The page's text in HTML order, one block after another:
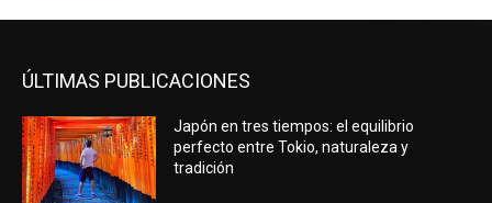
ÚLTIMAS PUBLICACIONES
Japón en tres tiempos: el equilibrio
perfecto entre Tokio, naturaleza y
tradición